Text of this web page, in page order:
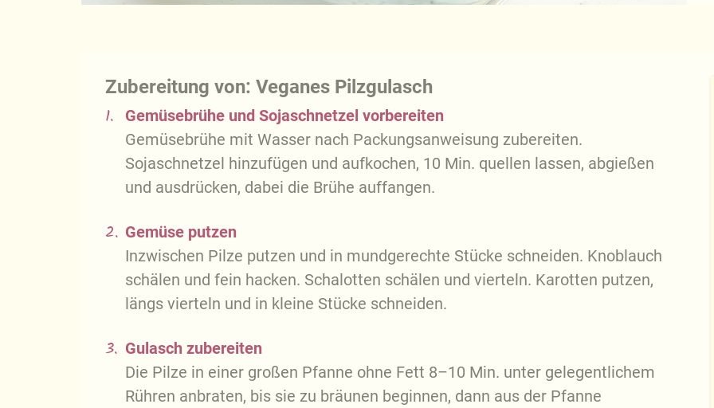
Zubereitung von: Veganes Pilzgulasch
1.
Gemüsebrühe und Sojaschnetzel vorbereiten
Gemüsebrühe mit Wasser nach Packungsanweisung zubereiten.
Sojaschnetzel hinzufügen und aufkochen, 10 Min. quellen lassen, abgießen
und ausdrücken, dabei die Brühe auffangen.
2. Gemüse putzen
Inzwischen Pilze putzen und in mundgerechte Stücke schneiden. Knoblauch
schälen und fein hacken. Schalotten schälen und vierteln. Karotten putzen,
längs vierteln und in kleine Stücke schneiden.
3. Gulasch zubereiten
Die Pilze in einer großen Pfanne ohne Fett 8–10 Min. unter gelegentlichem
Rühren anbraten, bis sie zu bräunen beginnen, dann aus der Pfanne